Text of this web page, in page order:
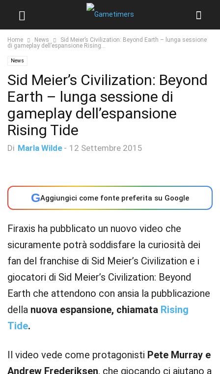
Home News
Sid Meier’s Civilization: Beyond Earth – lunga sessione
di gameplay dell’espansione Rising...
News
Sid Meier’s Civilization: Beyond
Earth – lunga sessione di
gameplay dell’espansione
Rising Tide
Di Marla Wilde - 12 Settembre 2015
GAggiungici come fonte preferita su Google
Firaxis ha pubblicato un nuovo video che
sicuramente potrà soddisfare la curiosità dei
fan del franchise di Sid Meier’s Civilization e i
giocatori di Sid Meier’s Civilization: Beyond
Earth che attendono con ansia la pubblicazione
della nuova espansione, chiamata Rising
Tide.
Il video vede come protagonisti Pete Murray e
Andrew Frederiksen, che giocando ci aiutano a